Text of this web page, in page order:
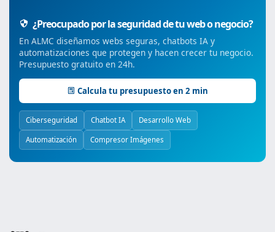
¿Preocupado por la seguridad de tu web o negocio?
En ALMC diseñamos webs seguras, chatbots IA y
automatizaciones que protegen y hacen crecer tu negocio.
Presupuesto gratuito en 24h.
Calcula tu presupuesto en 2 min
Ciberseguridad Chatbot IA Desarrollo Web
Automatización Compresor Imágenes